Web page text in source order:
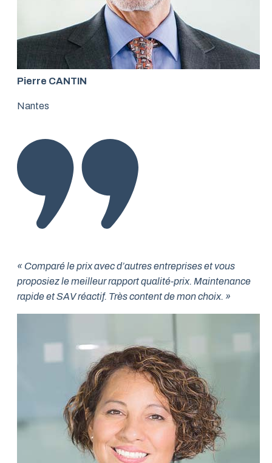
Pierre CANTIN
Nantes
« Comparé le prix avec d’autres entreprises et vous
proposiez le meilleur rapport qualité-prix. Maintenance
rapide et SAV réactif. Très content de mon choix. »